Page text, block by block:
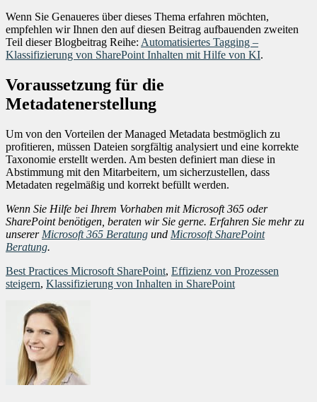
Wenn Sie Genaueres über dieses Thema erfahren möchten,
empfehlen wir Ihnen den auf diesen Beitrag aufbauenden zweiten
Teil dieser Blogbeitrag Reihe: Automatisiertes Tagging –
Klassifizierung von SharePoint Inhalten mit Hilfe von KI.
Voraussetzung für die
Metadatenerstellung
Um von den Vorteilen der Managed Metadata bestmöglich zu
profitieren, müssen Dateien sorgfältig analysiert und eine korrekte
Taxonomie erstellt werden. Am besten definiert man diese in
Abstimmung mit den Mitarbeitern, um sicherzustellen, dass
Metadaten regelmäßig und korrekt befüllt werden.
Wenn Sie Hilfe bei Ihrem Vorhaben mit Microsoft 365 oder
SharePoint benötigen, beraten wir Sie gerne. Erfahren Sie mehr zu
unserer Microsoft 365 Beratung und Microsoft SharePoint
Beratung.
Best Practices Microsoft SharePoint, Effizienz von Prozessen
steigern, Klassifizierung von Inhalten in SharePoint